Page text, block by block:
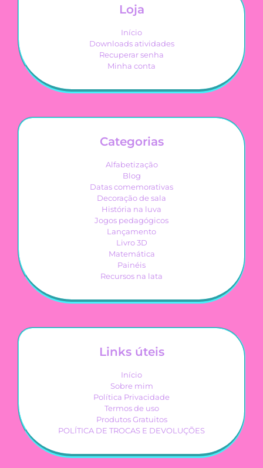
Loja
Início
Downloads atividades
Recuperar senha
Minha conta
Categorias
Alfabetização
Blog
Datas comemorativas
Decoração de sala
História na luva
Jogos pedagógicos
Lançamento
Livro 3D
Matemática
Painéis
Recursos na lata
Links úteis
Início
Sobre mim
Política Privacidade
Termos de uso
Produtos Gratuitos
POLÍTICA DE TROCAS E DEVOLUÇÕES